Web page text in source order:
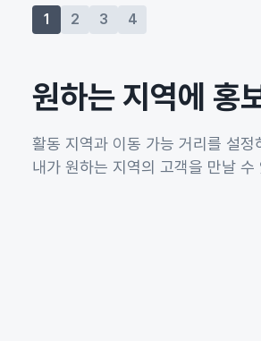
1 2 3 4
원하는 지역에 홍
활동 지역과 이동 가능 거리를 설정
내가 원하는 지역의 고객을 만날 수